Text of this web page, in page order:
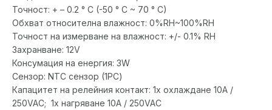
Точност: + – 0.2 ° C (-50 ° C ~ 70 ° C)
Обхват относителна влажност: 0%RH~100%RH
Точност на измерване на влажност: +/- 0.1% RH
Захранване: 12V
Консумация на енергия: 3W
Сензор: NTC сензор (1PC)
Капацитет на релейния контакт: 1х охлаждане 10A /
250VAC; 1х нагряване 10A / 250VAC